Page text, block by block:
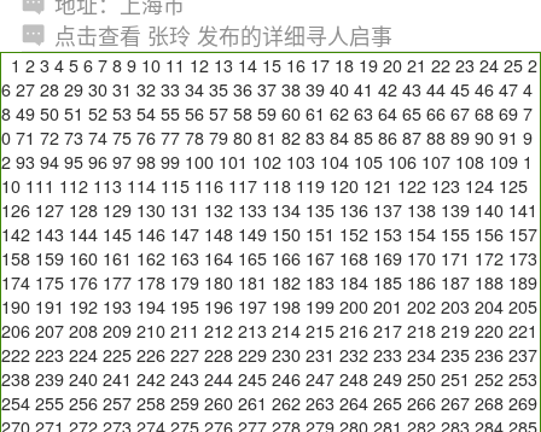
点击查看 张玲 发布的详细寻人启事
1 2 3 4 5 6 7 8 9 10 11 12 13 14 15 16 17 18 19 20 21 22 23 24 25 2
6 27 28 29 30 31 32 33 34 35 36 37 38 39 40 41 42 43 44 45 46 47 4
8 49 50 51 52 53 54 55 56 57 58 59 60 61 62 63 64 65 66 67 68 69 7
0 71 72 73 74 75 76 77 78 79 80 81 82 83 84 85 86 87 88 89 90 91 9
2 93 94 95 96 97 98 99 100 101 102 103 104 105 106 107 108 109 1
10 111 112 113 114 115 116 117 118 119 120 121 122 123 124 125
126 127 128 129 130 131 132 133 134 135 136 137 138 139 140 141
142 143 144 145 146 147 148 149 150 151 152 153 154 155 156 157
158 159 160 161 162 163 164 165 166 167 168 169 170 171 172 173
174 175 176 177 178 179 180 181 182 183 184 185 186 187 188 189
190 191 192 193 194 195 196 197 198 199 200 201 202 203 204 205
206 207 208 209 210 211 212 213 214 215 216 217 218 219 220 221
222 223 224 225 226 227 228 229 230 231 232 233 234 235 236 237
238 239 240 241 242 243 244 245 246 247 248 249 250 251 252 253
254 255 256 257 258 259 260 261 262 263 264 265 266 267 268 269